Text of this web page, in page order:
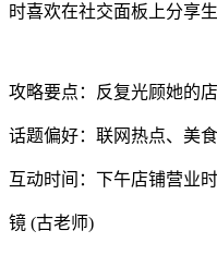
时喜欢在社交面板上分享生
攻略要点：反复光顾她的
话题偏好：联网热点、美
互动时间：下午店铺营业
镜 (古老师)